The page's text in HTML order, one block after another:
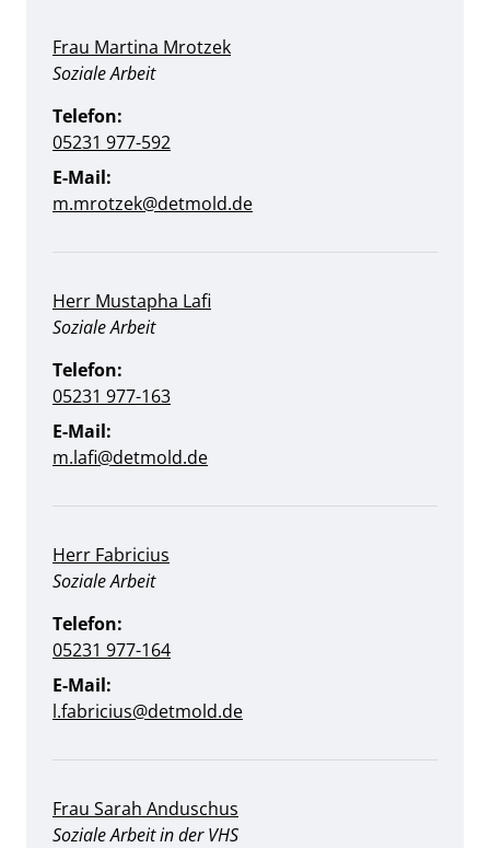
Frau Martina Mrotzek
Position:
Soziale Arbeit
Telefon:
05231 977-592
E-Mail:
m.mrotzek@detmold.de
Herr Mustapha Lafi
Position:
Soziale Arbeit
Telefon:
05231 977-163
E-Mail:
m.lafi@detmold.de
Herr Fabricius
Position:
Soziale Arbeit
Telefon:
05231 977-164
E-Mail:
l.fabricius@detmold.de
Frau Sarah Anduschus
Position:
Soziale Arbeit in der VHS